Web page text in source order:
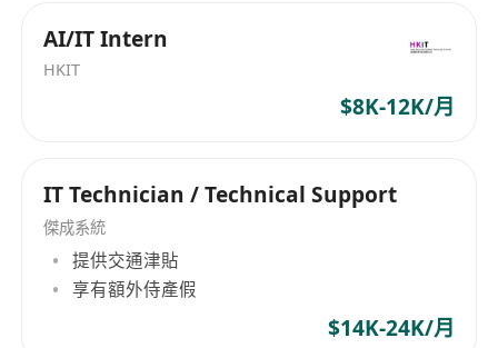
懂的圖文操作指南；
落實資訊安全管理：定期更新防火牆規則與防毒
軟體；審核與管理帳號權限；監控網絡流量異常
工作要求：
持有學士學位，主修資訊科技、網絡工程或相關
領域；
具備2至5年IT桌面支援或系統維護實務經驗，於
教育機構、培訓中心或類似服務導向環境工作者
AI/IT Intern
HKIT
$8K-12K/月
IT Technician / Technical Support
傑成系統
提供交通津貼
享有額外侍產假
$14K-24K/月